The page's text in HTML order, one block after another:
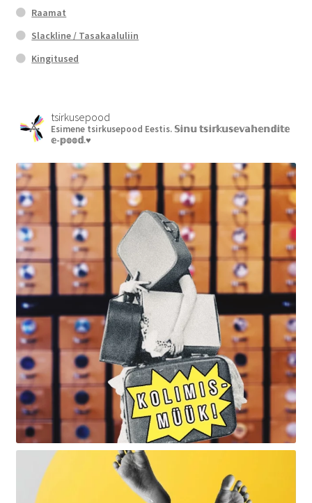
Raamat
Slackline / Tasakaaluliin
Kingitused
tsirkusepood
Esimene tsirkusepood Eestis. 𝕊𝕚𝕟𝕦 𝕥𝕤𝕚𝕣𝕜𝕦𝕤𝕖𝕧𝕒𝕙𝕖𝕟𝕕𝕚𝕥𝕖
𝕖-𝕡𝕠𝕠𝕕.♥︎